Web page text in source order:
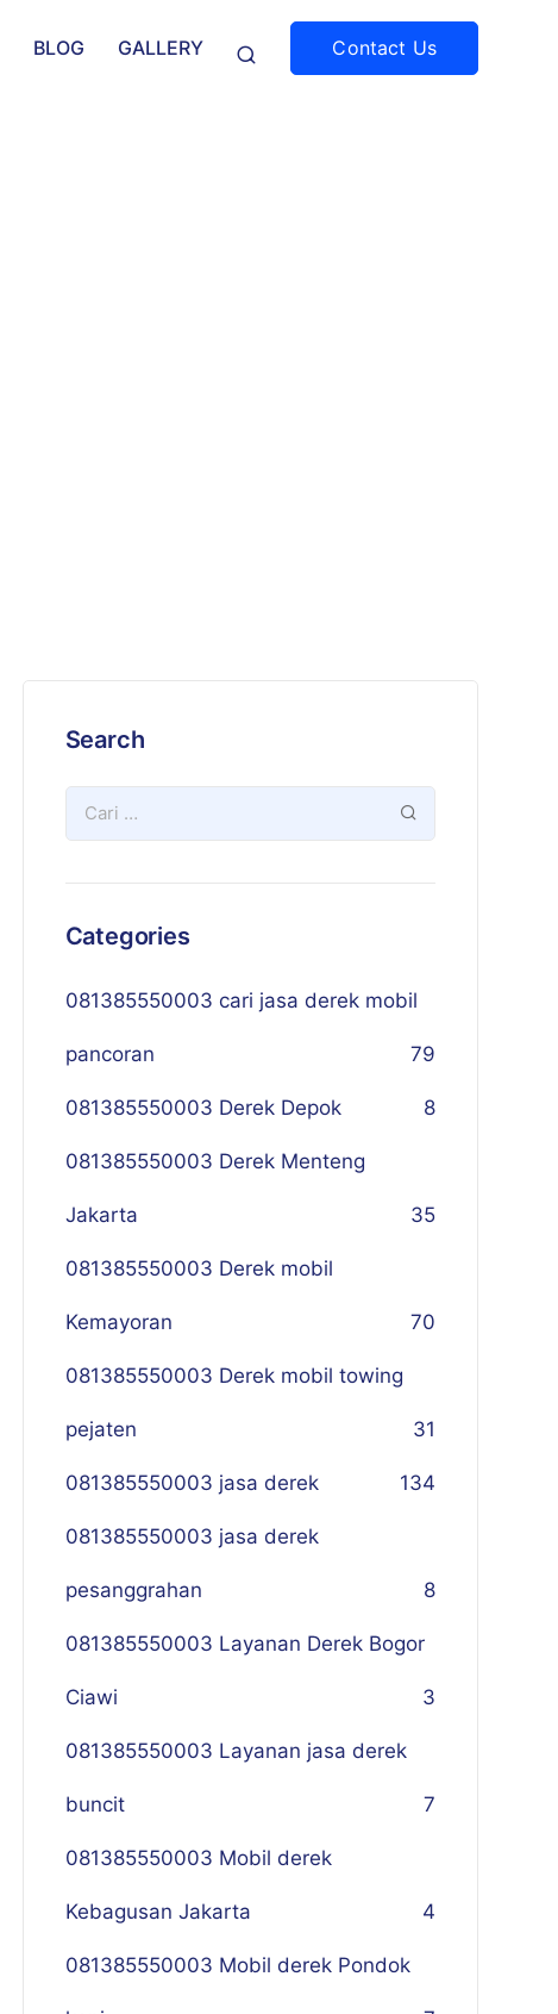
BLOG GALLERY Contact Us
Search
Categories
081385550003 cari jasa derek mobil
pancoran 79
081385550003 Derek Depok 8
081385550003 Derek Menteng
Jakarta 35
081385550003 Derek mobil
Kemayoran 70
081385550003 Derek mobil towing
pejaten 31
081385550003 jasa derek 134
081385550003 jasa derek
pesanggrahan 8
081385550003 Layanan Derek Bogor
Ciawi 3
081385550003 Layanan jasa derek
buncit 7
081385550003 Mobil derek
Kebagusan Jakarta 4
081385550003 Mobil derek Pondok